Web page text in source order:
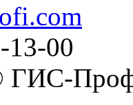
13-00
ГИС-